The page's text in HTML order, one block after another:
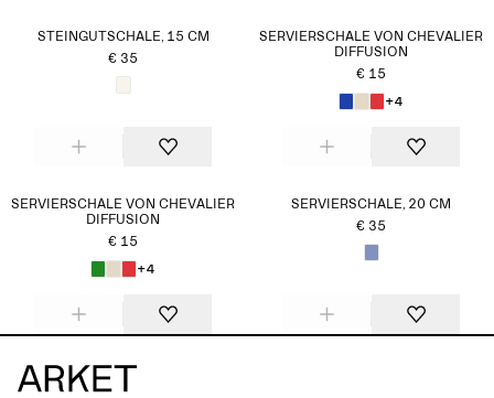
STEINGUTSCHALE, 15 CM
€ 35
SERVIERSCHALE VON CHEVALIER
DIFFUSION
€ 15
+4
SERVIERSCHALE VON CHEVALIER
DIFFUSION
€ 15
+4
SERVIERSCHALE, 20 CM
€ 35